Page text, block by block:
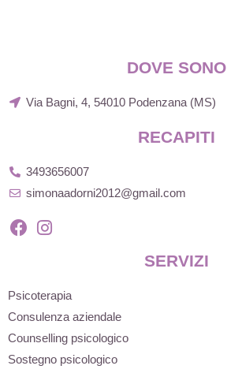
DOVE SONO
Via Bagni, 4, 54010 Podenzana (MS)
RECAPITI
3493656007
simonaadorni2012@gmail.com
SERVIZI
Psicoterapia
Consulenza aziendale
Counselling psicologico
Sostegno psicologico